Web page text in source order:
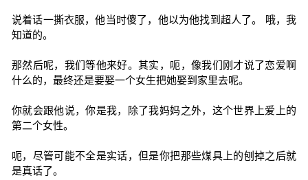
说着话一撕衣服，他当时傻了，他以为他找到超人了。 哦，我
知道的。
那然后呢，我们等他来好。其实，呃，像我们刚才说了恋爱啊
什么的，最终还是要娶一个女生把她娶到家里去呢。
你就会跟他说，你是我，除了我妈妈之外，这个世界上爱上的
第二个女性。
呃，尽管可能不全是实话，但是你把那些煤具上的刨掉之后就
是真话了。